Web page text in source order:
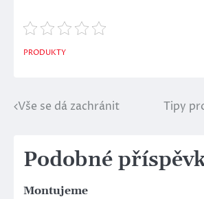
PRODUKTY
Navigace
příspěvek
Vše se dá zachránit Tipy
Podobné
Montujeme